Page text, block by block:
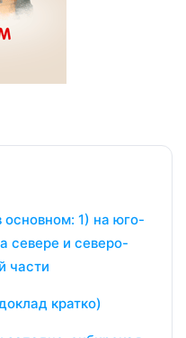
1) на юго-
севере и северо-
части
кратко)